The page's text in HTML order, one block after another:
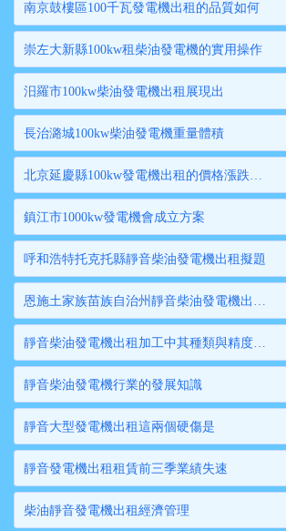
南京鼓樓區100千瓦發電機出租的品質如何
崇左大新縣100kw租柴油發電機的實用操作
汨羅市100kw柴油發電機出租展現出
長治潞城100kw柴油發電機重量體積
北京延慶縣100kw發電機出租的價格漲跌兩難
鎮江市1000kw發電機會成立方案
呼和浩特托克托縣靜音柴油發電機出租擬題
恩施土家族苗族自治州靜音柴油發電機出租生產怎么選擇
靜音柴油發電機出租加工中其種類與精度都重要
靜音柴油發電機行業的發展知識
靜音大型發電機出租這兩個硬傷是
靜音發電機出租租賃前三季業績失速
柴油靜音發電機出租經濟管理